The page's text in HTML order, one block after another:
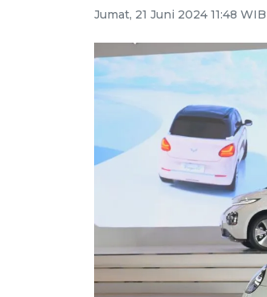
Jumat, 21 Juni 2024 11:48 WIB